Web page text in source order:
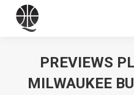
PREVIEWS
MILWAUKEE